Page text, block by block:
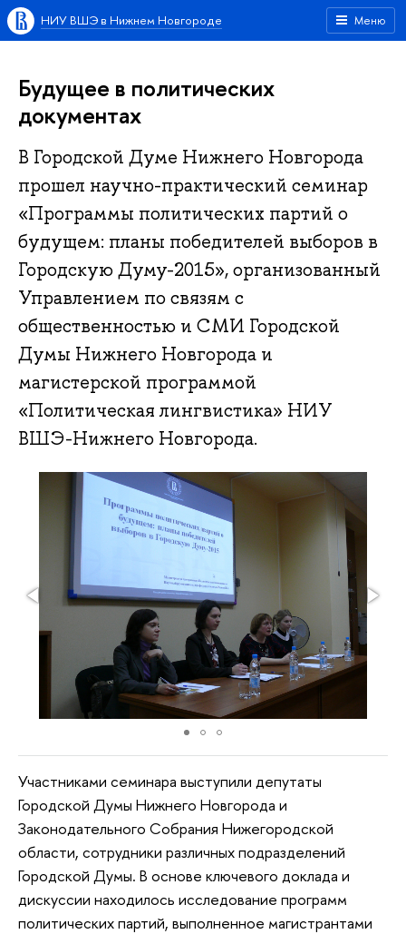
Меню
НИУ ВШЭ в Нижнем Новгороде
Будущее в политических
документах
В Городской Думе Нижнего Новгорода
прошел научно-практический семинар
«Программы политических партий о
будущем: планы победителей выборов в
Городскую Думу-2015», организованный
Управлением по связям с
общественностью и СМИ Городской
Думы Нижнего Новгорода и
магистерской программой
«Политическая лингвистика» НИУ
ВШЭ-Нижнего Новгорода.
Участниками семинара выступили депутаты
Городской Думы Нижнего Новгорода и
Законодательного Собрания Нижегородской
области, сотрудники различных подразделений
Городской Думы. В основе ключевого доклада и
дискуссии находилось исследование программ
политических партий, выполненное магистрантами